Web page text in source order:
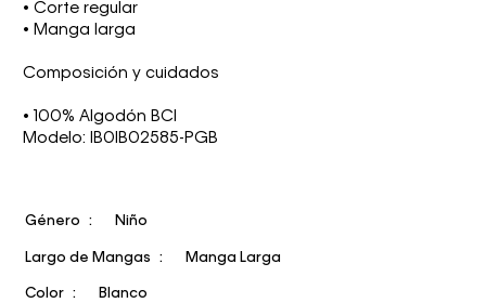
• Corte regular
• Manga larga
Composición y cuidados
• 100% Algodón BCI
Modelo: IB0IB02585-PGB
Género Niño
Largo de Mangas Manga Larga
Color Blanco